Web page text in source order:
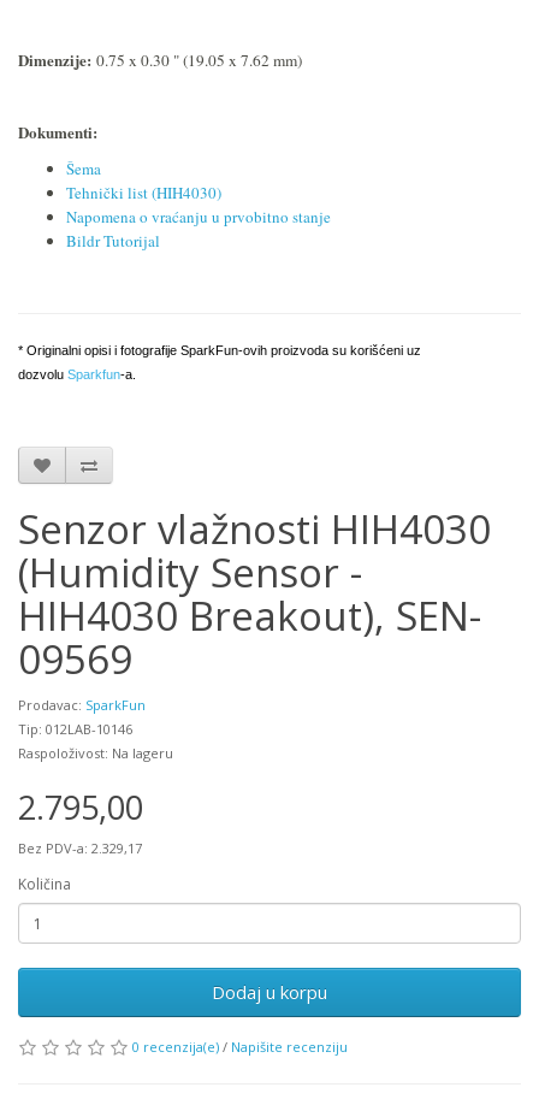
Dimenzije: 0.75 x 0.30 " (19.05 x 7.62 mm)
Dokumenti:
Šema
Tehnički list (HIH4030)
Napomena o vraćanju u prvobitno stanje
Bildr Tutorijal
* Originalni opisi i fotografije SparkFun-ovih proizvoda su korišćeni uz
dozvolu Sparkfun-a.
Senzor vlažnosti HIH4030
(Humidity Sensor -
HIH4030 Breakout), SEN-
09569
Prodavac: SparkFun
Tip: 012LAB-10146
Raspoloživost: Na lageru
2.795,00
Bez PDV-a: 2.329,17
Količina
Dodaj u korpu
0 recenzija(e) / Napišite recenziju